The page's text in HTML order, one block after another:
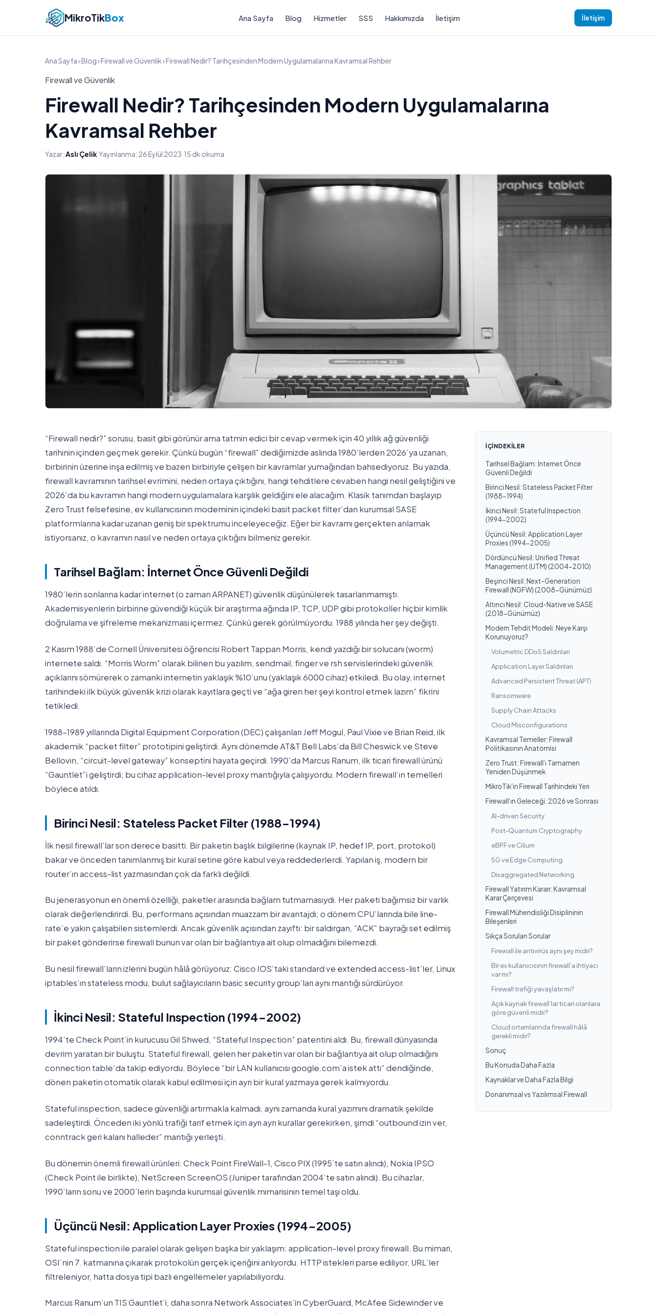
MikroTikBox Ana Sayfa Blog Hizmetler SSS Hakkımızda İletişim İletişim
Ana Sayfa›Blog›Firewall ve Güvenlik› Firewall Nedir? Tarihçesinden Modern Uygulamalarına Kavramsal Rehber
Firewall ve Güvenlik
Firewall Nedir? Tarihçesinden Modern Uygulamalarına
Kavramsal Rehber
Yazar:Aslı Çelik·Yayınlanma: 26 Eylül 2023·15 dk okuma
“Firewall nedir?” sorusu, basit gibi görünür ama tatmin edici bir cevap vermek için 40 yıllık ağ güvenliği
tarihinin içinden geçmek gerekir. Çünkü bugün “firewall” dediğimizde aslında 1980’lerden 2026’ya uzanan,
birbirinin üzerine inşa edilmiş ve bazen birbiriyle çelişen bir kavramlar yumağından bahsediyoruz. Bu yazıda,
firewall kavramının tarihsel evrimini, neden ortaya çıktığını, hangi tehditlere cevaben hangi nesil geliştiğini ve
2026’da bu kavramın hangi modern uygulamalara karşılık geldiğini ele alacağım. Klasik tanımdan başlayıp
Zero Trust felsefesine, ev kullanıcısının modeminin içindeki basit packet filter’dan kurumsal SASE
platformlarına kadar uzanan geniş bir spektrumu inceleyeceğiz. Eğer bir kavramı gerçekten anlamak
istiyorsanız, o kavramın nasıl ve neden ortaya çıktığını bilmeniz gerekir.
Tarihsel Bağlam: İnternet Önce Güvenli Değildi
1980’lerin sonlarına kadar internet (o zaman ARPANET) güvenlik düşünülerek tasarlanmamıştı.
Akademisyenlerin birbirine güvendiği küçük bir araştırma ağında IP, TCP, UDP gibi protokoller hiçbir kimlik
doğrulama ve şifreleme mekanizması içermez. Çünkü gerek görülmüyordu. 1988 yılında her şey değişti.
2 Kasım 1988’de Cornell Üniversitesi öğrencisi Robert Tappan Morris, kendi yazdığı bir solucanı (worm)
internete saldı. “Morris Worm” olarak bilinen bu yazılım, sendmail, finger ve rsh servislerindeki güvenlik
açıklarını sömürerek o zamanki internetin yaklaşık %10’unu (yaklaşık 6000 cihaz) etkiledi. Bu olay, internet
tarihindeki ilk büyük güvenlik krizi olarak kayıtlara geçti ve “ağa giren her şeyi kontrol etmek lazım” fikrini
tetikledi.
1988-1989 yıllarında Digital Equipment Corporation (DEC) çalışanları Jeff Mogul, Paul Vixie ve Brian Reid, ilk
akademik “packet filter” prototipini geliştirdi. Aynı dönemde AT&T Bell Labs’da Bill Cheswick ve Steve
Bellovin, “circuit-level gateway” konseptini hayata geçirdi. 1990’da Marcus Ranum, ilk ticari firewall ürünü
“Gauntlet”i geliştirdi; bu cihaz application-level proxy mantığıyla çalışıyordu. Modern firewall’ın temelleri
böylece atıldı.
Birinci Nesil: Stateless Packet Filter (1988-1994)
İlk nesil firewall’lar son derece basitti. Bir paketin başlık bilgilerine (kaynak IP, hedef IP, port, protokol)
bakar ve önceden tanımlanmış bir kural setine göre kabul veya reddederlerdi. Yapılan iş, modern bir
router’ın access-list yazmasından çok da farklı değildi.
Bu jenerasyonun en önemli özelliği, paketler arasında bağlam tutmamasıydı. Her paketi bağımsız bir varlık
olarak değerlendirirdi. Bu, performans açısından muazzam bir avantajdı; o dönem CPU’larında bile line-
rate’e yakın çalışabilen sistemlerdi. Ancak güvenlik açısından zayıftı: bir saldırgan, “ACK” bayrağı set edilmiş
bir paket gönderirse firewall bunun var olan bir bağlantıya ait olup olmadığını bilemezdi.
Bu nesil firewall’ların izlerini bugün hâlâ görüyoruz: Cisco IOS’taki standard ve extended access-list’ler, Linux
iptables’ın stateless modu, bulut sağlayıcıların basic security group’ları aynı mantığı sürdürüyor.
İkinci Nesil: Stateful Inspection (1994-2002)
1994’te Check Point’in kurucusu Gil Shwed, “Stateful Inspection” patentini aldı. Bu, firewall dünyasında
devrim yaratan bir buluştu. Stateful firewall, gelen her paketin var olan bir bağlantıya ait olup olmadığını
connection table’da takip ediyordu. Böylece “bir LAN kullanıcısı google.com’a istek attı” dendiğinde,
dönen paketin otomatik olarak kabul edilmesi için ayrı bir kural yazmaya gerek kalmıyordu.
Stateful inspection, sadece güvenliği artırmakla kalmadı, aynı zamanda kural yazımını dramatik şekilde
sadeleştirdi. Önceden iki yönlü trafiği tarif etmek için ayrı ayrı kurallar gerekirken, şimdi “outbound izin ver,
conntrack geri kalanı halleder” mantığı yerleşti.
Bu dönemin önemli firewall ürünleri: Check Point FireWall-1, Cisco PIX (1995’te satın alındı), Nokia IPSO
(Check Point ile birlikte), NetScreen ScreenOS (Juniper tarafından 2004’te satın alındı). Bu cihazlar,
1990’ların sonu ve 2000’lerin başında kurumsal güvenlik mimarisinin temel taşı oldu.
Üçüncü Nesil: Application Layer Proxies (1994-2005)
Stateful inspection ile paralel olarak gelişen başka bir yaklaşım: application-level proxy firewall. Bu mimari,
OSI’nin 7. katmanına çıkarak protokolün gerçek içeriğini anlıyordu. HTTP istekleri parse ediliyor, URL’ler
filtreleniyor, hatta dosya tipi bazlı engellemeler yapılabiliyordu.
Marcus Ranum’un TIS Gauntlet’i, daha sonra Network Associates’in CyberGuard, McAfee Sidewinder ve
İÇINDEKILER
Tarihsel Bağlam: İnternet Önce
Güvenli Değildi
Birinci Nesil: Stateless Packet Filter
(1988-1994)
İkinci Nesil: Stateful Inspection
(1994-2002)
Üçüncü Nesil: Application Layer
Proxies (1994-2005)
Dördüncü Nesil: Unified Threat
Management (UTM) (2004-2010)
Beşinci Nesil: Next-Generation
Firewall (NGFW) (2008-Günümüz)
Altıncı Nesil: Cloud-Native ve SASE
(2018-Günümüz)
Modern Tehdit Modeli: Neye Karşı
Korunuyoruz?
Volumetric DDoS Saldırıları
Application Layer Saldırıları
Advanced Persistent Threat (APT)
Ransomware
Supply Chain Attacks
Cloud Misconfigurations
Kavramsal Temeller: Firewall
Politikasının Anatomisi
Zero Trust: Firewall’ı Tamamen
Yeniden Düşünmek
MikroTik’in Firewall Tarihindeki Yeri
Firewall’ın Geleceği: 2026 ve Sonrası
AI-driven Security
Post-Quantum Cryptography
eBPF ve Cilium
5G ve Edge Computing
Disaggregated Networking
Firewall Yatırım Kararı: Kavramsal
Karar Çerçevesi
Firewall Mühendisliği Disiplininin
Bileşenleri
Sıkça Sorulan Sorular
Firewall ile antivirüs aynı şey midir?
Bir ev kullanıcısının firewall’a ihtiyacı
var mı?
Firewall trafiği yavaşlatır mı?
Açık kaynak firewall’lar ticari olanlara
göre güvenli midir?
Cloud ortamlarında firewall hâlâ
gerekli midir?
Sonuç
Bu Konuda Daha Fazla
Kaynaklar ve Daha Fazla Bilgi
Donanımsal vs Yazılımsal Firewall